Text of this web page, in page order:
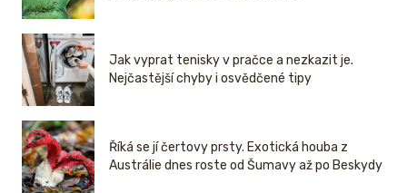
Jak vyprat tenisky v pračce a nezkazit je.
Nejčastější chyby i osvědčené tipy
Říká se jí čertovy prsty. Exotická houba z
Austrálie dnes roste od Šumavy až po Beskydy